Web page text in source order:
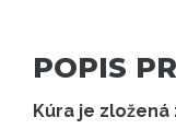
POPIS
Kúra je